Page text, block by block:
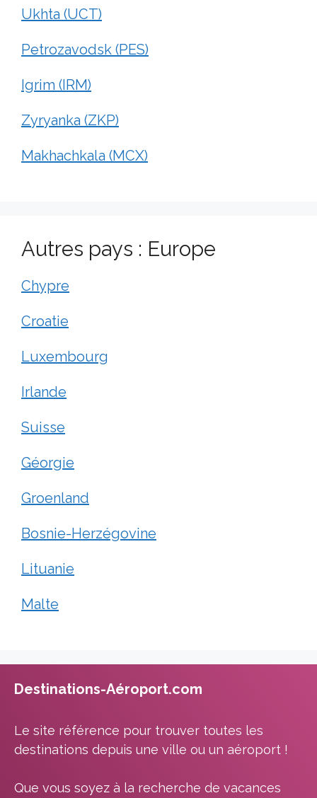
Ukhta (UCT)
Petrozavodsk (PES)
Igrim (IRM)
Zyryanka (ZKP)
Makhachkala (MCX)
Autres pays : Europe
Chypre
Croatie
Luxembourg
Irlande
Suisse
Géorgie
Groenland
Bosnie-Herzégovine
Lituanie
Malte
Destinations-Aéroport.com
Le site référence pour trouver toutes les
destinations depuis une ville ou un aéroport !
Que vous soyez à la recherche de vacances